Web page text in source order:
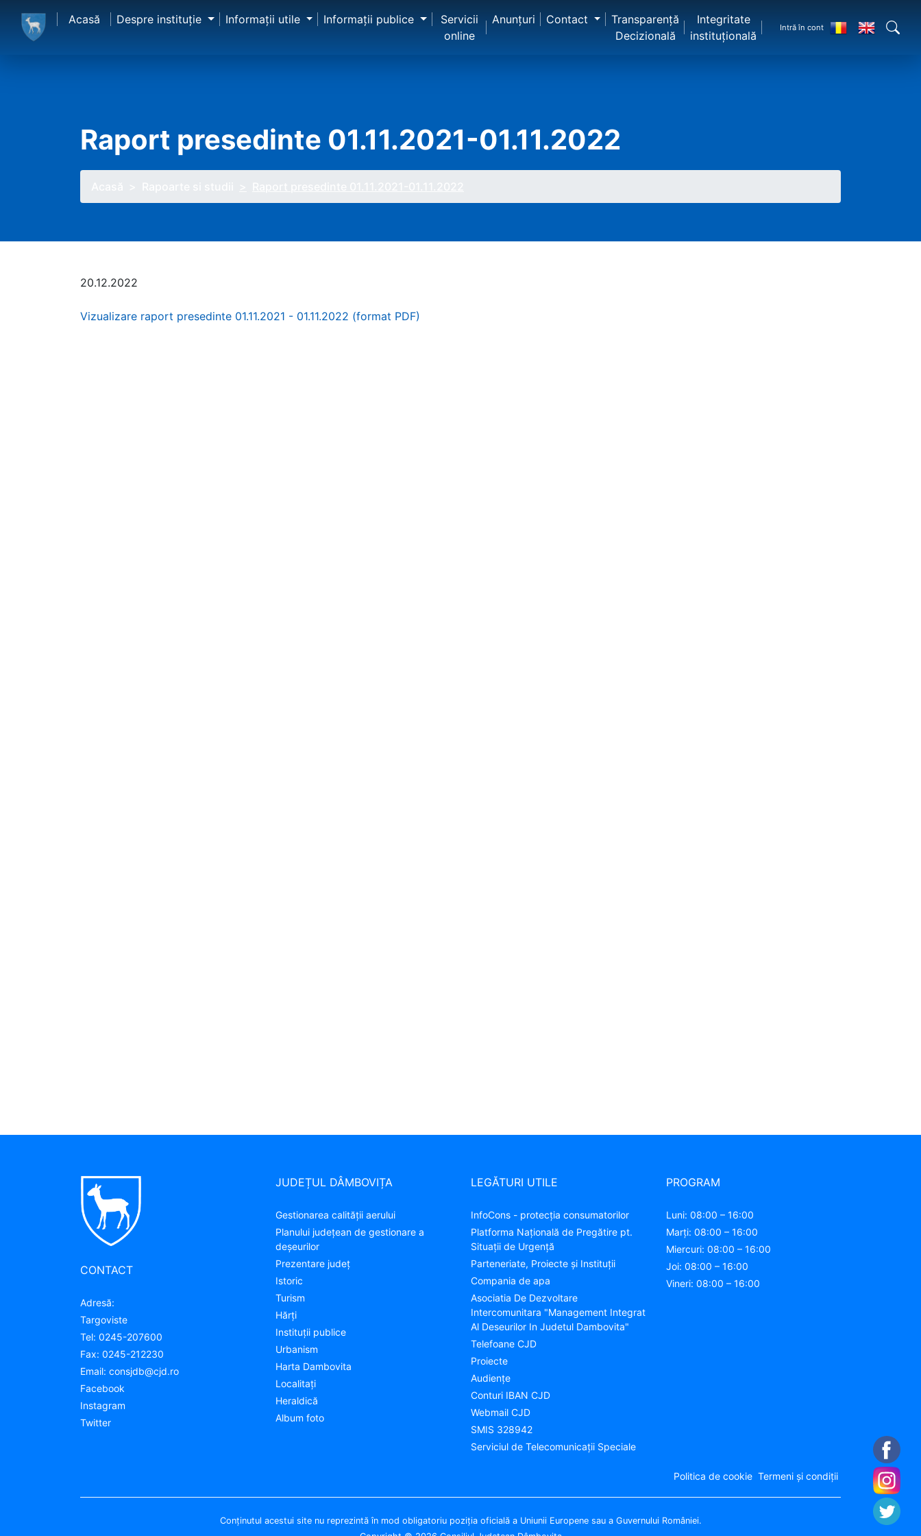
Acasă Despre instituţie Informaţii utile Informaţii publice
Servicii
online
Anunţuri Contact
Transparență
Decizională
Integritate
instituțională
Intră în cont
Raport presedinte 01.11.2021-01.11.2022
20.12.2022
Vizualizare raport presedinte 01.11.2021 - 01.11.2022 (format PDF)
CONTACT
Adresă:
Targoviste
Tel: 0245-207600
Fax: 0245-212230
Email: consjdb@cjd.ro
Facebook
Instagram
Twitter
JUDEȚUL DÂMBOVIȚA
Gestionarea calității aerului
Planului județean de gestionare a
deșeurilor
Prezentare judeţ
Istoric
Turism
Hărţi
Instituţii publice
Urbanism
Harta Dambovita
Localitaţi
Heraldică
Album foto
LEGĂTURI UTILE
InfoCons - protecția consumatorilor
Platforma Națională de Pregătire pt.
Situații de Urgență
Parteneriate, Proiecte și Instituții
Compania de apa
Asociatia De Dezvoltare
Intercomunitara "Management Integrat
Al Deseurilor In Judetul Dambovita"
Telefoane CJD
Proiecte
Audienţe
Conturi IBAN CJD
Webmail CJD
SMIS 328942
Serviciul de Telecomunicații Speciale
PROGRAM
Luni: 08:00 – 16:00
Marți: 08:00 – 16:00
Miercuri: 08:00 – 16:00
Joi: 08:00 – 16:00
Vineri: 08:00 – 16:00
Politica de cookie Termeni și condiții
Conţinutul acestui site nu reprezintă în mod obligatoriu poziţia oficială a Uniunii Europene sau a Guvernului României.